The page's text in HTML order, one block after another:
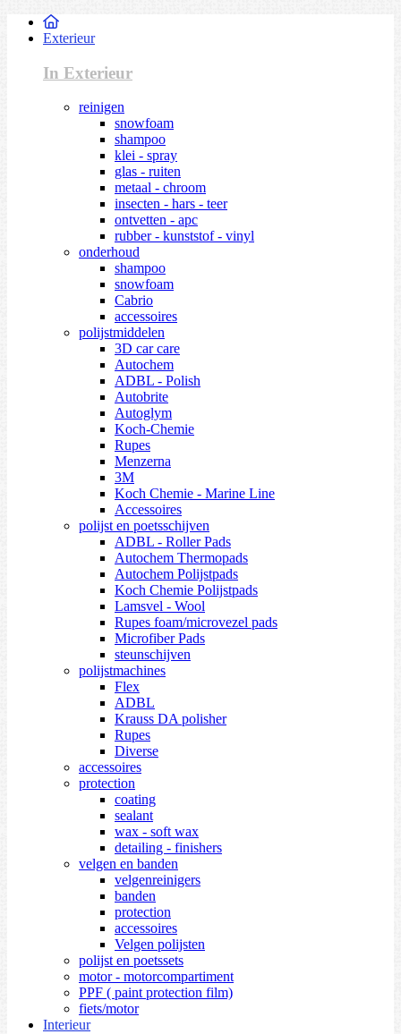
Exterieur
In Exterieur
reinigen
snowfoam
shampoo
klei - spray
glas - ruiten
metaal - chroom
insecten - hars - teer
ontvetten - apc
rubber - kunststof - vinyl
onderhoud
shampoo
snowfoam
Cabrio
accessoires
polijstmiddelen
3D car care
Autochem
ADBL - Polish
Autobrite
Autoglym
Koch-Chemie
Rupes
Menzerna
3M
Koch Chemie - Marine Line
Accessoires
polijst en poetsschijven
ADBL - Roller Pads
Autochem Thermopads
Autochem Polijstpads
Koch Chemie Polijstpads
Lamsvel - Wool
Rupes foam/microvezel pads
Microfiber Pads
steunschijven
polijstmachines
Flex
ADBL
Krauss DA polisher
Rupes
Diverse
accessoires
protection
coating
sealant
wax - soft wax
detailing - finishers
velgen en banden
velgenreinigers
banden
protection
accessoires
Velgen polijsten
polijst en poetssets
motor - motorcompartiment
PPF ( paint protection film)
fiets/motor
Interieur